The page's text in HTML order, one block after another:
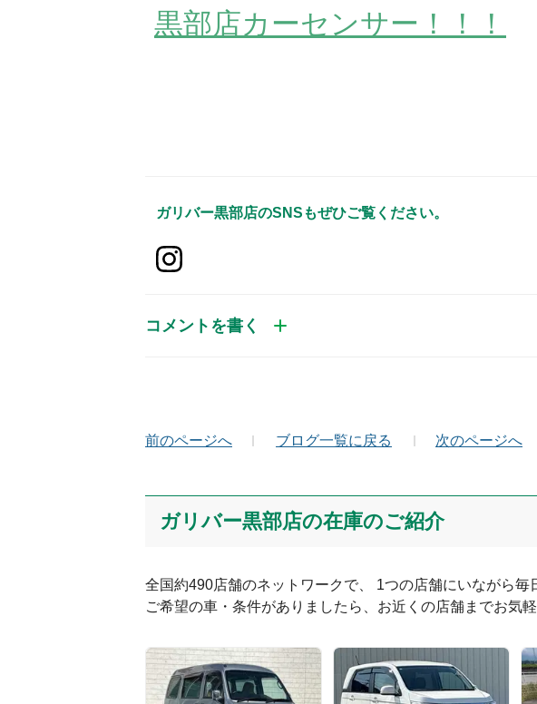
黒部店カーセンサー！！！
ガリバー黒部店のSNSもぜひご覧ください。
コメントを書く
Captcha
前のページへ ブログ一覧に戻る 次のページへ
ガリバー黒部店の在庫のご紹介
全国約490店舗のネットワークで、 1つの店舗にいながら
ご希望の車・条件がありましたら、お近くの店舗までお気